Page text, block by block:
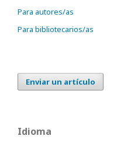
Para autores/as
Para bibliotecarios/as
Enviar un artículo
Idioma